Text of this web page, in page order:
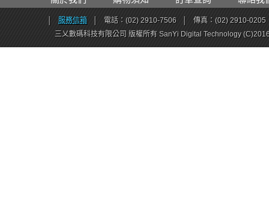
服務信箱 電話：(02) 2910-7506
傳真：(02) 2910-0205
三乂數碼科技有限公司 版權所有 SanYi Digital Technology